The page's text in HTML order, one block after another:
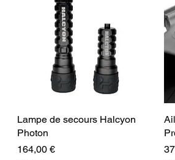
Aperçu rapide
Lampe de secours Halcyon
Photon
Prix
164,00 €